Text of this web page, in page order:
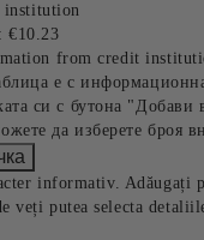
institution
€10.23
from credit
е с
си с бутона "Добави
да изберете броя
informativ. Adăugați
veți putea selecta